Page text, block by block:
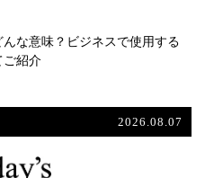
んな意味？ビジネスで使用する
ご紹介
2026.08.07